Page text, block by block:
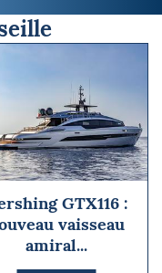
GTX116 :
vaisseau
amiral...